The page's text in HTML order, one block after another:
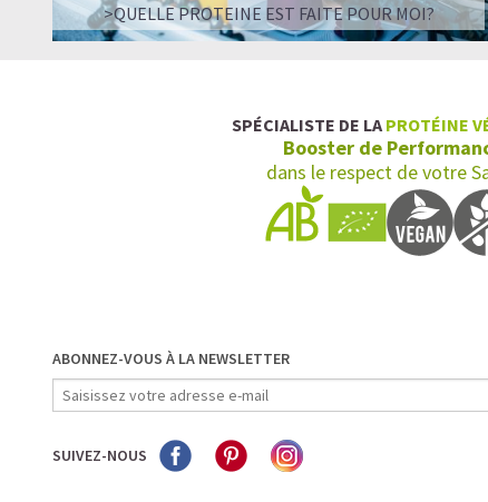
>QUELLE PROTEINE EST FAITE POUR MOI?
SPÉCIALISTE DE LA PROTÉINE
Booster de
dans le respect de votre
ABONNEZ-VOUS À LA NEWSLETTER
SUIVEZ-NOUS